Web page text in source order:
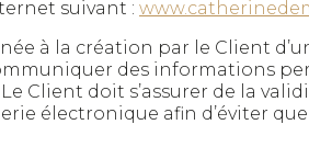
suivant :
à la création par le Client
des informations
Client doit s’assurer de la
électronique afin d’éviter